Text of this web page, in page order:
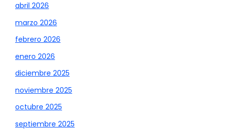
abril 2026
marzo 2026
febrero 2026
enero 2026
diciembre 2025
noviembre 2025
octubre 2025
septiembre 2025